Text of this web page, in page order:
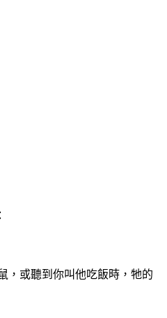
，或聽到你叫他吃飯時，牠的